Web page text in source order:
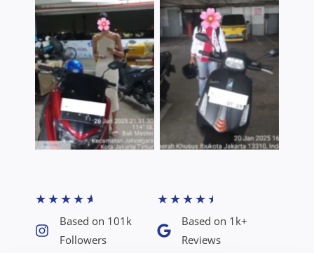
TNo Caption TNo Caption
★★★★★
Based on 101k
Followers​
★★★★★
Based on 1k+
Reviews​